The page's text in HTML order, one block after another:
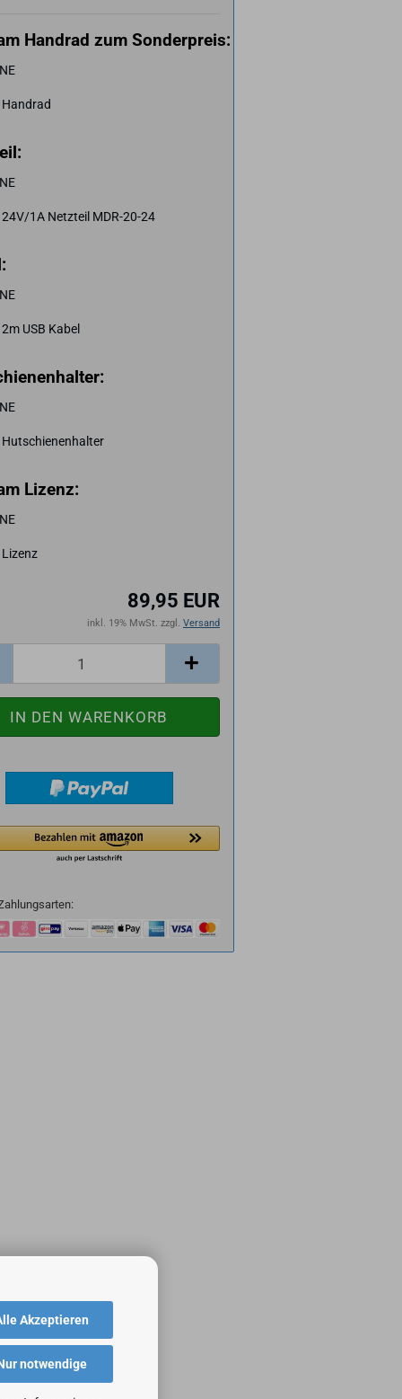
Akzeptieren
notwendige
Handrad zum Sonderpreis:
1A Netzteil MDR-20-24
USB Kabel
Lizenz:
89,95 EUR
inkl. 19% MwSt. zzgl. Versand